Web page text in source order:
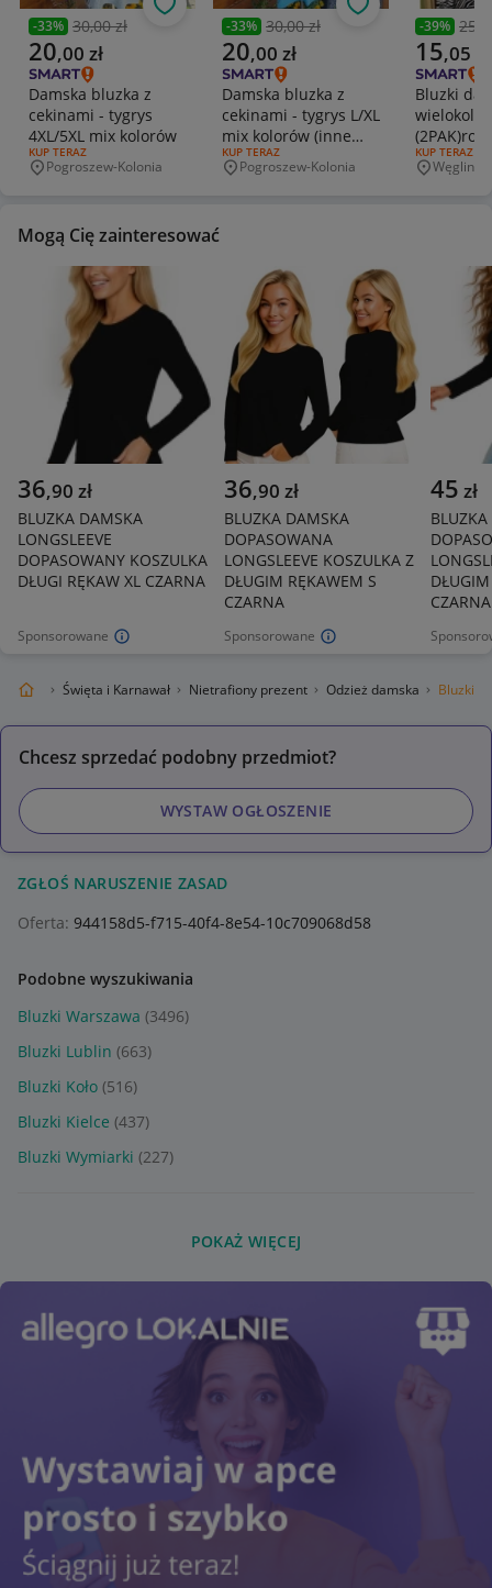
Poprzednia cena
-33% 30,00 zł
Aktualna cena
20,00 zł
Damska bluzka z
cekinami - tygrys
4XL/5XL mix kolorów
RODZAJ OFERTY:
KUP TERAZ
Miejscowość
Pogroszew-Kolonia
Obserwuj
Poprzednia cena
-33% 30,00 zł
Aktualna cena
20,00 zł
Damska bluzka z
cekinami - tygrys L/XL
mix kolorów (inne
kolory)
RODZAJ OFERTY:
KUP TERAZ
Miejscowość
Pogroszew-Kolonia
Obserwuj
-39%
Aktualna
15,05
Bluzki
RODZAJ
KUP TERAZ
Węgliniec
Mogą Cię zainteresować
Sponsorowane
36,90 zł
BLUZKA DAMSKA
LONGSLEEVE
DOPASOWANY KOSZULKA
DŁUGI RĘKAW XL CZARNA
Sponsorowane
36,90 zł
BLUZKA DAMSKA
DOPASOWANA
LONGSLEEVE KOSZULKA Z
DŁUGIM RĘKAWEM S
CZARNA
45 zł
CZARNA
Święta i Karnawał Nietrafiony prezent Odzież damska Bluzki
Chcesz sprzedać podobny przedmiot?
WYSTAW OGŁOSZENIE
ZGŁOŚ NARUSZENIE ZASAD
Oferta: 944158d5-f715-40f4-8e54-10c709068d58
Podobne wyszukiwania
Bluzki Warszawa (3496)
Bluzki Lublin (663)
Bluzki Koło (516)
Bluzki Kielce (437)
Bluzki Wymiarki (227)
POKAŻ WIĘCEJ